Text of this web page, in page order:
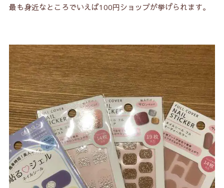
3-1. ジェラートファクトリー ジェルネイルシール
3-3. ラ・マジィ フルカバーネイル
3-4. ビューティーアベニュー
4. ドンキホーテのジェルネイルシール
4-1. ビーエヌ マジカルジェルコートシール
4-2. ダッシングディバ グロスネイルシール
4-3. ジェラートファクトリーパーフェクトフィット
5. ビバホームのジェルネイルシール
最も身近なところでいえば100円ショップが挙げられます。